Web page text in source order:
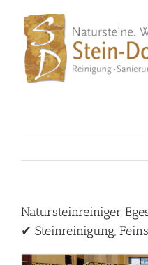
content
Natursteinreiniger
✔ Steinreinigung,